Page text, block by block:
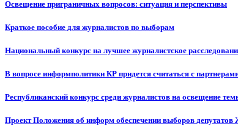
Освещение приграничных вопросов: ситуация и перспективы
Краткое пособие для журналистов по выборам
Национальный конкурс на лучшее журналистское
В вопросе информполитики КР придется считаться с
Республиканский конкурс среди журналистов на освещение
Проект Положения об информ обеспечении выборов